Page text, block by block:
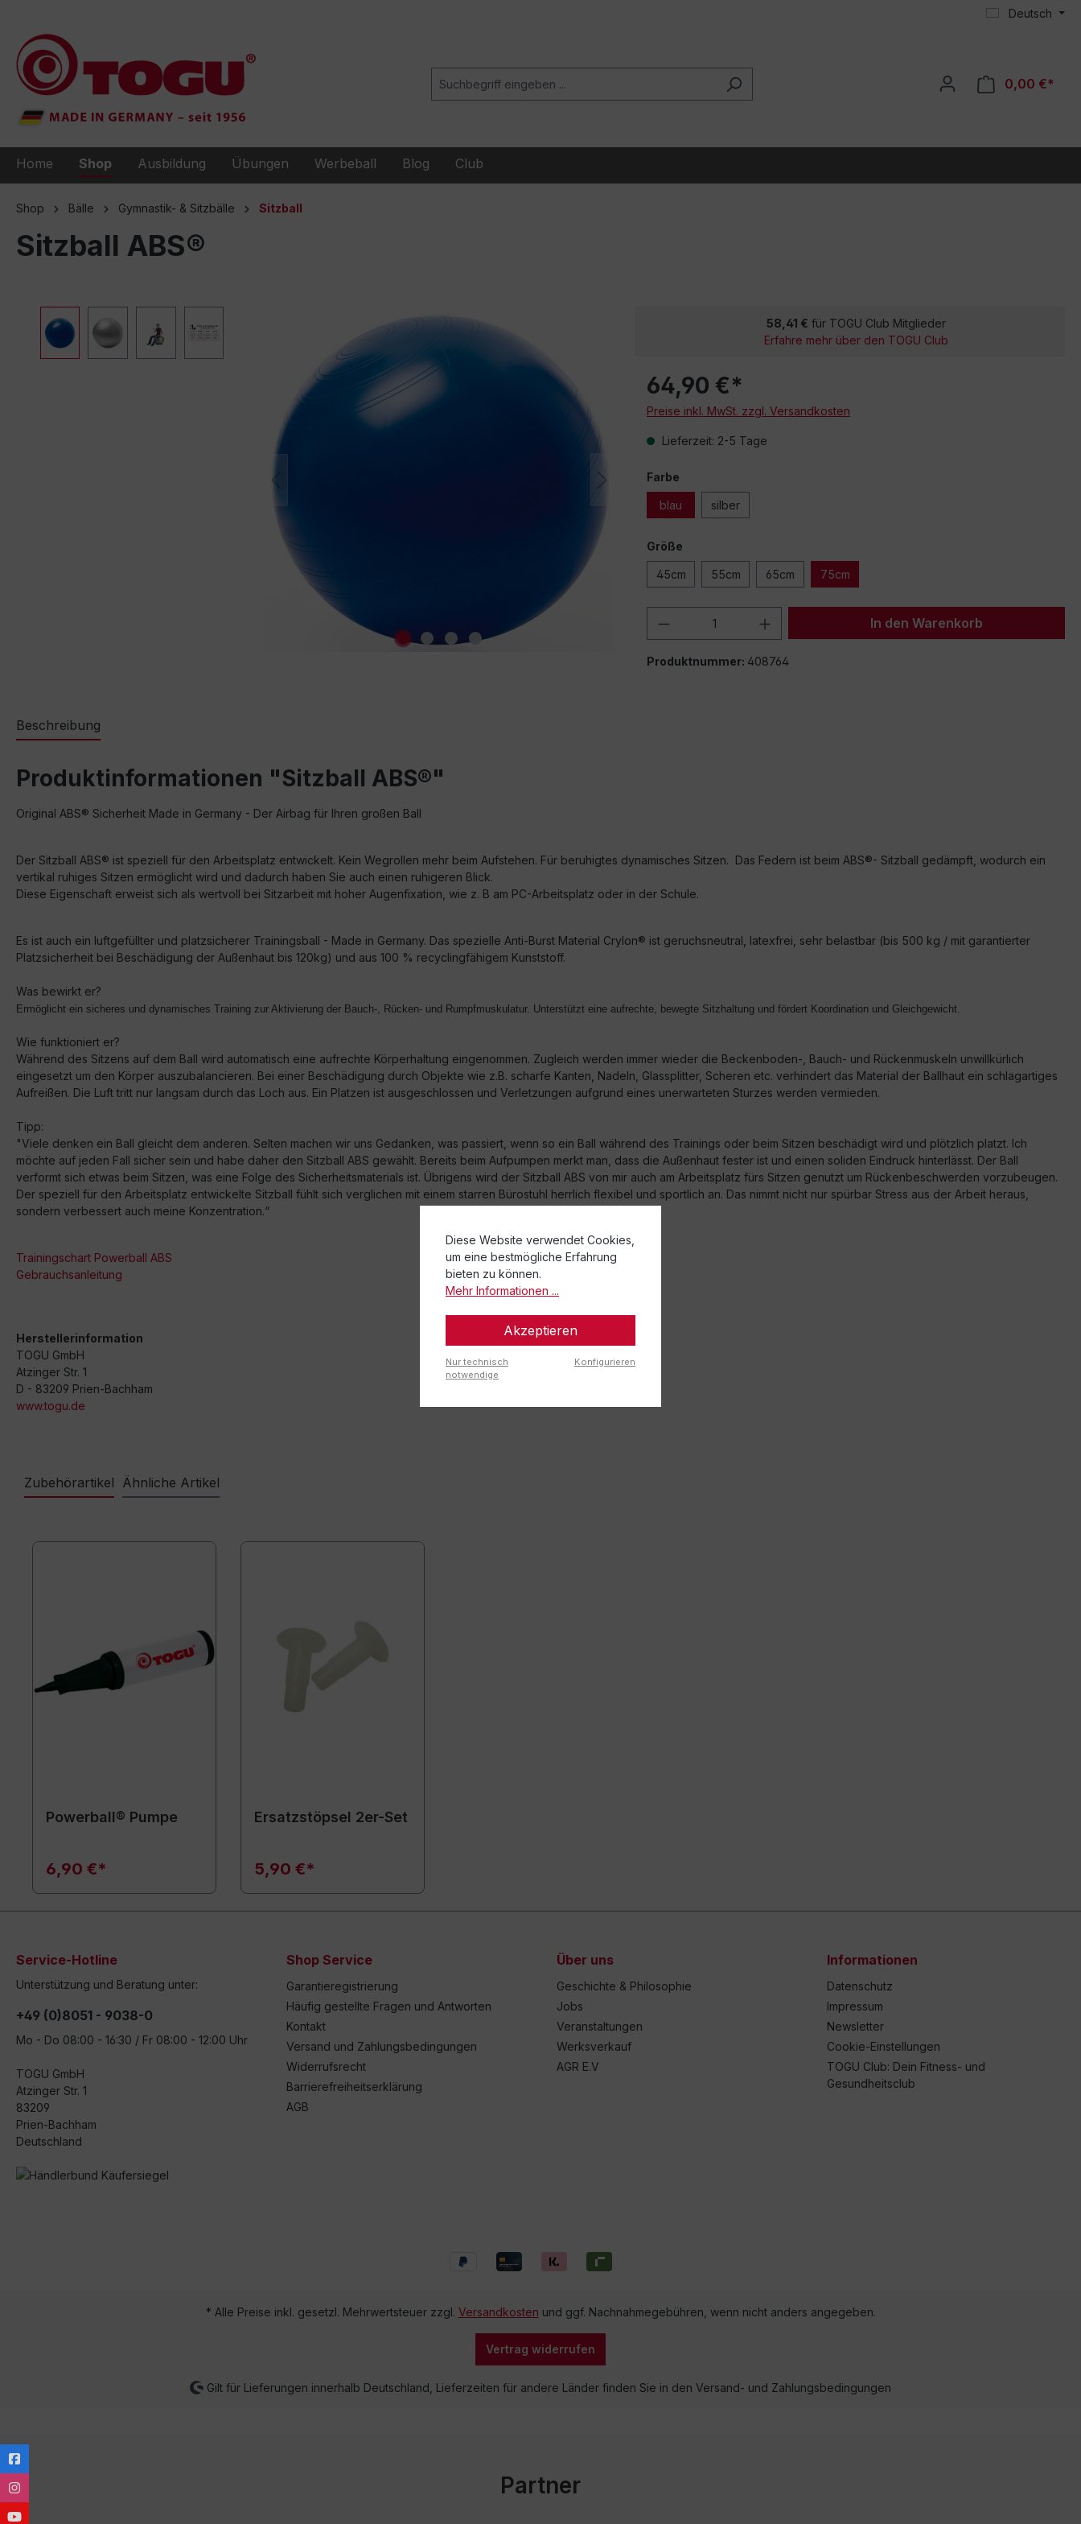
Deutsch
0,00 €*
Home Shop Ausbildung Übungen Werbeball Blog Club
Shop Bälle Gymnastik- & Sitzbälle Sitzball
Sitzball ABS®
58,41 € für TOGU Club Mitglieder
Erfahre mehr über den TOGU Club
64,90 €*
Preise inkl. MwSt. zzgl. Versandkosten
Lieferzeit: 2-5 Tage
Farbe
blau silber
Größe
45cm 55cm 65cm 75cm
Produkt Anzahl: Gib den gewünschten Wert
In den Warenkorb
Produktnummer: 408764
Beschreibung
Produktinformationen "Sitzball ABS®"
Original ABS® Sicherheit Made in Germany - Der Airbag für Ihren großen Ball
Der Sitzball ABS® ist speziell für den Arbeitsplatz entwickelt. Kein Wegrollen mehr beim Aufstehen. Für beruhigtes dynamisches Sitzen. Das Federn ist beim ABS®- Sitzball gedämpft, wodurch ein
vertikal ruhiges Sitzen ermöglicht wird und dadurch haben Sie auch einen ruhigeren Blick.
Diese Eigenschaft erweist sich als wertvoll bei Sitzarbeit mit hoher Augenfixation, wie z. B am PC-Arbeitsplatz oder in der Schule.
Es ist auch ein luftgefüllter und platzsicherer Trainingsball - Made in Germany. Das spezielle Anti-Burst Material Crylon® ist geruchsneutral, latexfrei, sehr belastbar (bis 500 kg / mit garantierter
Platzsicherheit bei Beschädigung der Außenhaut bis 120kg) und aus 100 % recyclingfähigem Kunststoff.
Was bewirkt er?
Ermöglicht ein sicheres und dynamisches Training zur Aktivierung der Bauch‑, Rücken‑ und Rumpfmuskulatur. Unterstützt eine aufrechte, bewegte Sitzhaltung und fördert Koordination und Gleichgewicht.
Wie funktioniert er?
Während des Sitzens auf dem Ball wird automatisch eine aufrechte Körperhaltung eingenommen. Zugleich werden immer wieder die Beckenboden-, Bauch- und Rückenmuskeln unwillkürlich
eingesetzt um den Körper auszubalancieren. Bei einer Beschädigung durch Objekte wie z.B. scharfe Kanten, Nadeln, Glassplitter, Scheren etc. verhindert das Material der Ballhaut ein schlagartiges
Aufreißen. Die Luft tritt nur langsam durch das Loch aus. Ein Platzen ist ausgeschlossen und Verletzungen aufgrund eines unerwarteten Sturzes werden vermieden.
Tipp:
"Viele denken ein Ball gleicht dem anderen. Selten machen wir uns Gedanken, was passiert, wenn so ein Ball während des Trainings oder beim Sitzen beschädigt wird und plötzlich platzt. Ich
möchte auf jeden Fall sicher sein und habe daher den Sitzball ABS gewählt. Bereits beim Aufpumpen merkt man, dass die Außenhaut fester ist und einen soliden Eindruck hinterlässt. Der Ball
verformt sich etwas beim Sitzen, was eine Folge des Sicherheitsmaterials ist. Übrigens wird der Sitzball ABS von mir auch am Arbeitsplatz fürs Sitzen genutzt um Rückenbeschwerden vorzubeugen.
Der speziell für den Arbeitsplatz entwickelte Sitzball fühlt sich verglichen mit einem starren Bürostuhl herrlich flexibel und sportlich an. Das nimmt nicht nur spürbar Stress aus der Arbeit heraus,
sondern verbessert auch meine Konzentration.“
Trainingschart Powerball ABS
Gebrauchsanleitung
Herstellerinformation
TOGU GmbH
Atzinger Str. 1
D - 83209 Prien-Bachham
www.togu.de
Zubehörartikel Ähnliche Artikel
Powerball® Pumpe
6,90 €*
Ersatzstöpsel 2er-Set
5,90 €*
Service-Hotline
Unterstützung und Beratung unter:
+49 (0)8051 - 9038-0
Mo - Do 08:00 - 16:30 / Fr 08:00 - 12:00 Uhr
TOGU GmbH
Atzinger Str. 1
83209
Prien-Bachham
Deutschland
Shop Service
Garantieregistrierung
Häufig gestellte Fragen und Antworten
Kontakt
Versand und Zahlungsbedingungen
Widerrufsrecht
Barrierefreiheitserklärung
AGB
Über uns
Geschichte & Philosophie
Jobs
Veranstaltungen
Werksverkauf
AGR E.V
Informationen
Datenschutz
Impressum
Newsletter
Cookie-Einstellungen
TOGU Club: Dein Fitness- und
Gesundheitsclub
* Alle Preise inkl. gesetzl. Mehrwertsteuer zzgl. Versandkosten und ggf. Nachnahmegebühren, wenn nicht anders angegeben.
Vertrag widerrufen
Gilt für Lieferungen innerhalb Deutschland, Lieferzeiten für andere Länder finden Sie in den Versand- und Zahlungsbedingungen
Partner
Diese Website verwendet Cookies,
um eine bestmögliche Erfahrung
bieten zu können.
Mehr Informationen ...
Akzeptieren
Nur technisch
notwendige
Konfigurieren